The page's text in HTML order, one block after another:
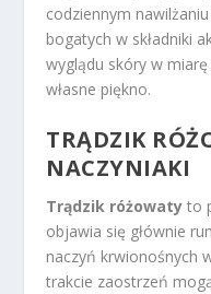
codziennym
bogatych w składniki
wyglądu skóry w
własne piękno.
TRĄDZIK
NACZYNIAKI
Trądzik różowaty to
objawia się głównie
naczyń krwionośnych
trakcie zaostrzeń